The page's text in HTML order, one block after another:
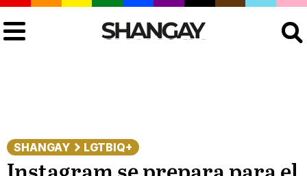
SHANGAY LGTBIQ+